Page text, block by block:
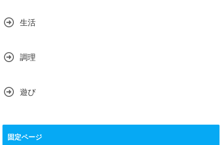
生活
調理
遊び
固定ページ